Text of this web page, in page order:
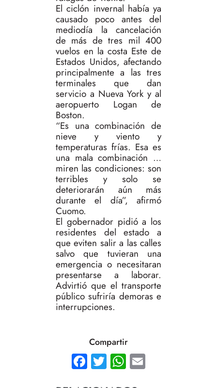
El ciclón invernal había ya
causado poco antes del
mediodía la cancelación
de más de tres mil 400
vuelos en la costa Este de
Estados Unidos, afectando
principalmente a las tres
terminales que dan
servicio a Nueva York y al
aeropuerto Logan de
Boston.
“Es una combinación de
nieve y viento y
temperaturas frías. Esa es
una mala combinación …
miren las condiciones: son
terribles y solo se
deteriorarán aún más
durante el día”, afirmó
Cuomo.
El gobernador pidió a los
residentes del estado a
que eviten salir a las calles
salvo que tuvieran una
emergencia o necesitaran
presentarse a laborar.
Advirtió que el transporte
público sufriría demoras e
interrupciones.
Compartir
Facebook
TwitterWhatsApp